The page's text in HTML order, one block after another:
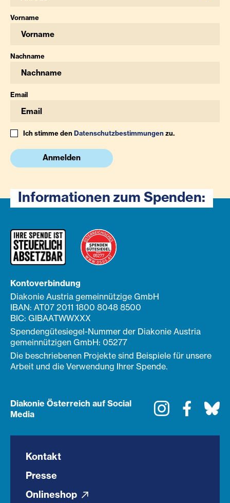
Vorname
Nachname
Email
Ich stimme denDatenschutzbestimmungenzu.
Anmelden
Informationen zum Spenden:
Kontoverbindung
Diakonie Austria gemeinnützige GmbH
IBAN: AT07 2011 1800 8048 8500
BIC: GIBAATWWXXX
Spendengütesiegel-Nummer der Diakonie Austria
gemeinnützigen GmbH: 05277
Die beschriebenen Projekte sind Beispiele für unsere
Arbeit und die Verwendung Ihrer Spende.
Diakonie Österreich auf Social
Media
Instagram
Kontakt
Presse
Onlineshop